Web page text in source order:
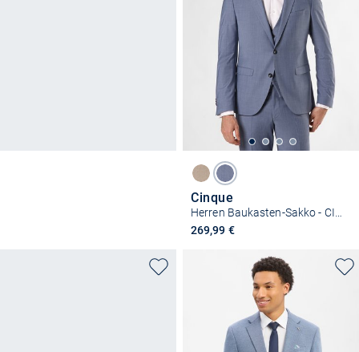
Cinque
Herren Baukasten-Sakko - CIMonopoli-S
269,99 €